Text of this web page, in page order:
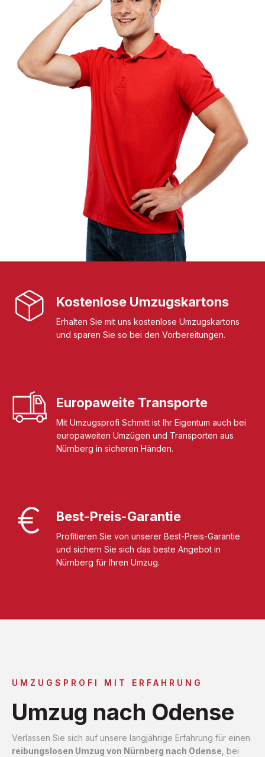
Kostenlose Umzugskartons
Erhalten Sie mit uns kostenlose Umzugskartons
und sparen Sie so bei den Vorbereitungen.
Europaweite Transporte
Mit Umzugsprofi Schmitt ist Ihr Eigentum auch bei
europaweiten Umzügen und Transporten aus
Nürnberg in sicheren Händen.
Best-Preis-Garantie
Profitieren Sie von unserer Best-Preis-Garantie
und sichern Sie sich das beste Angebot in
Nürnberg für Ihren Umzug.
UMZUGSPROFI MIT ERFAHRUNG
Umzug nach Odense
Verlassen Sie sich auf unsere langjährige Erfahrung für einen
reibungslosen Umzug von Nürnberg nach Odense , bei